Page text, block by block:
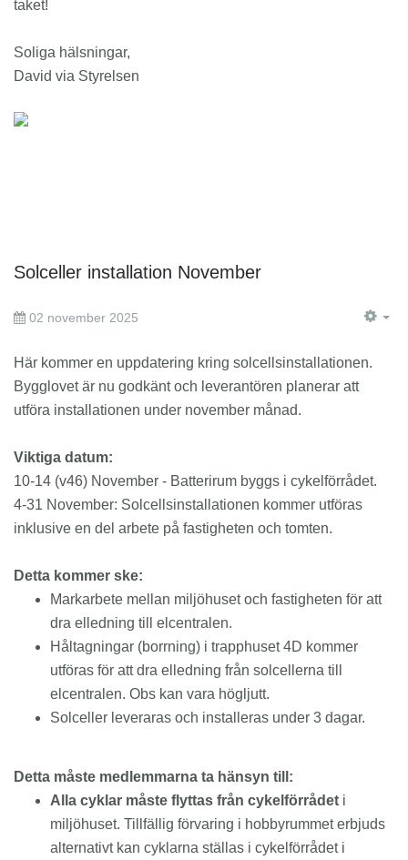
taket!
Soliga hälsningar,
David via Styrelsen
Solceller installation November
02 november 2025
Här kommer en uppdatering kring solcellsinstallationen.
Bygglovet är nu godkänt och leverantören planerar att
utföra installationen under november månad.
Viktiga datum:
10-14 (v46) November - Batterirum byggs i cykelförrådet.
4-31 November: Solcellsinstallationen kommer utföras
inklusive en del arbete på fastigheten och tomten.
Detta kommer ske:
Markarbete mellan miljöhuset och fastigheten för att
dra elledning till elcentralen.
Håltagningar (borrning) i trapphuset 4D kommer
utföras för att dra elledning från solcellerna till
elcentralen. Obs kan vara högljutt.
Solceller leveraras och installeras under 3 dagar.
Detta måste medlemmarna ta hänsyn till:
Alla cyklar måste flyttas från cykelförrådet i
miljöhuset. Tillfällig förvaring i hobbyrummet erbjuds
alternativt kan cyklarna ställas i cykelförrådet i